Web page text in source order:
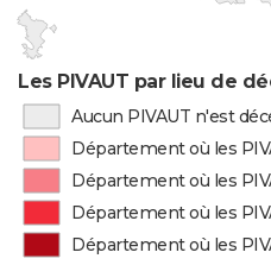
Les PIVAUT par lieu de
Aucun PIVAUT n'est
Département où les
Département où les
Département où les
Département où les